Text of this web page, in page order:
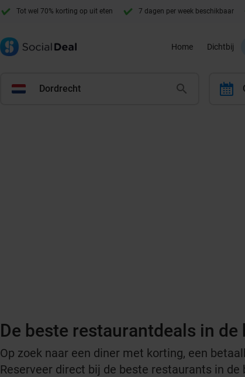
Tot wel 70% korting op uit eten 7 dagen per week beschikbaar
Home Dichtbij
Dordrecht calendar
De beste restaurantdeals in
Op zoek naar een diner met korting, een
Reserveer direct bij de beste restaurants in de